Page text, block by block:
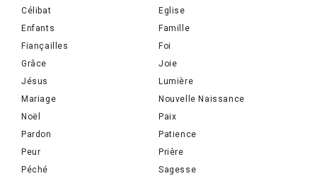
Célibat
Eglise
Enfants
Famille
Fiançailles
Foi
Grâce
Joie
Jésus
Lumière
Mariage
Nouvelle Naissance
Noël
Paix
Pardon
Patience
Peur
Prière
Péché
Sagesse